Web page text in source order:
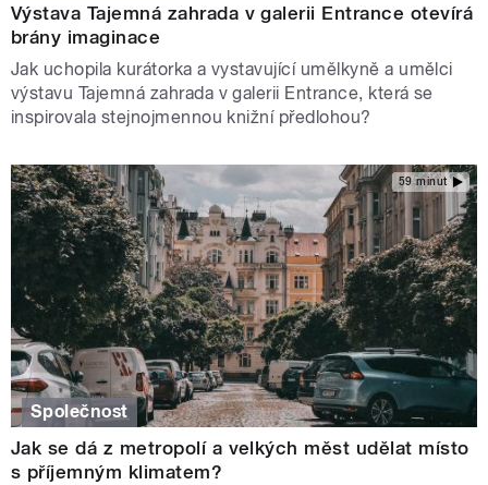
Výstava Tajemná zahrada v galerii Entrance otevírá
brány imaginace
Jak uchopila kurátorka a vystavující umělkyně a umělci
výstavu Tajemná zahrada v galerii Entrance, která se
inspirovala stejnojmennou knižní předlohou?
59 minut
Společnost
Jak se dá z metropolí a velkých měst udělat místo
s příjemným klimatem?